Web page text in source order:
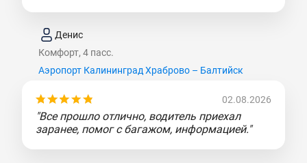
Денис
Комфорт, 4 пасс.
Аэропорт Калининград Храброво – Балтийск
02.08.2026
"Все прошло отлично, водитель приехал
заранее, помог с багажом, информацией."